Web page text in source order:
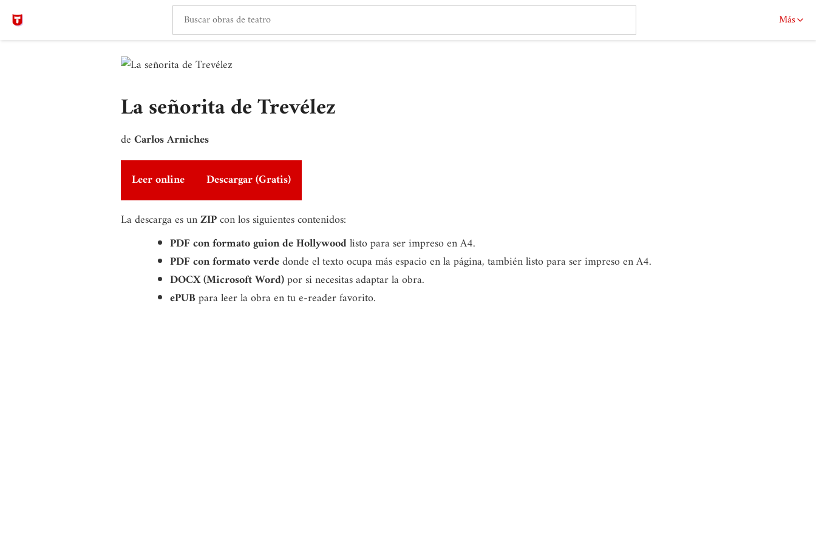
Más
La señorita de Trevélez
deCarlos Arniches
Leer online Descargar (Gratis)
La descarga es unZIPcon los siguientes contenidos:
PDF con formato guion de Hollywoodlisto para ser impreso en A4.
PDF con formato verdedonde el texto ocupa más espacio en la página, también listo para ser impreso en A4.
DOCX (Microsoft Word)por si necesitas adaptar la obra.
ePUBpara leer la obra en tu e-reader favorito.